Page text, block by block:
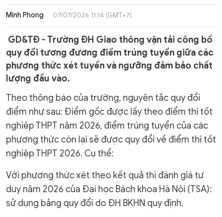
Minh Phong 07/07/2026 11:14 (GMT+7)
GD&TĐ - Trường ĐH Giao thông vận tải công bố
quy đổi tương đương điểm trúng tuyển giữa các
phương thức xét tuyển và ngưỡng đảm bảo chất
lượng đầu vào.
Theo thông báo của trường, nguyên tắc quy đổi
điểm như sau: Điểm gốc được lấy theo điểm thi tốt
nghiệp THPT năm 2026, điểm trúng tuyển của các
phương thức còn lại sẽ được quy đổi về điểm thi tốt
nghiệp THPT 2026. Cụ thể:
Với phương thức xét theo kết quả thi đánh giá tư
duy năm 2026 của Đại học Bách khoa Hà Nội (TSA):
sử dụng bảng quy đổi do ĐH BKHN quy định.